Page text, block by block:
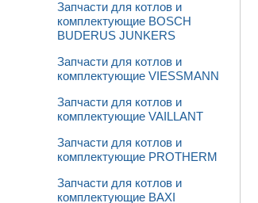
Запчасти для котлов и
комплектующие BOSCH
BUDERUS JUNKERS
Запчасти для котлов и
комплектующие VIESSMANN
Запчасти для котлов и
комплектующие VAILLANT
Запчасти для котлов и
комплектующие PROTHERM
Запчасти для котлов и
комплектующие BAXI